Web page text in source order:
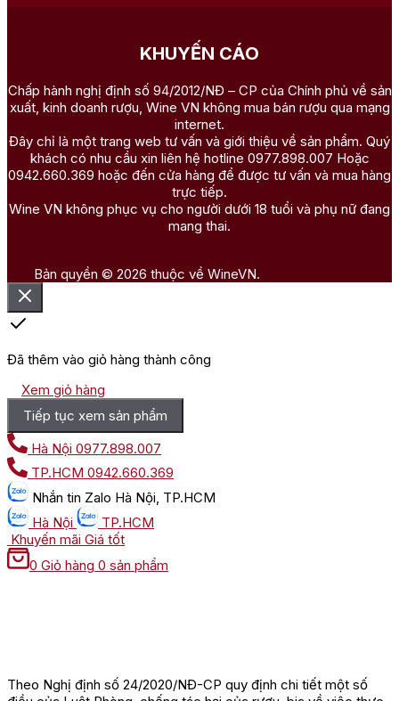
KHUYẾN CÁO
Chấp hành nghị định số 94/2012/NĐ – CP của Chính phủ về sản
xuất, kinh doanh rượu, Wine VN không mua bán rượu qua mạng
internet.
Đây chỉ là một trang web tư vấn và giới thiệu về sản phẩm. Quý
khách có nhu cầu xin liên hệ hotline 0977.898.007 Hoặc
0942.660.369 hoặc đến cửa hàng để được tư vấn và mua hàng
trực tiếp.
Wine VN không phục vụ cho người dưới 18 tuổi và phụ nữ đang
mang thai.
Bản quyền © 2026 thuộc về WineVN.
Đã thêm vào giỏ hàng thành công
Xem giỏ hàng
Tiếp tục xem sản phẩm
Hà Nội 0977.898.007
TP.HCM 0942.660.369
Nhắn tin Zalo Hà Nội, TP.HCM
Hà Nội
TP.HCM
Khuyến mãi Giá tốt
0 Giỏ hàng 0 sản phẩm
Theo Nghị định số 24/2020/NĐ-CP quy định chi tiết một số